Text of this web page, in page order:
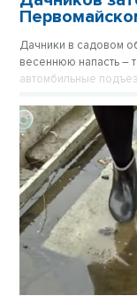
Дачники в садовом
весеннюю напасть –
автомбильные